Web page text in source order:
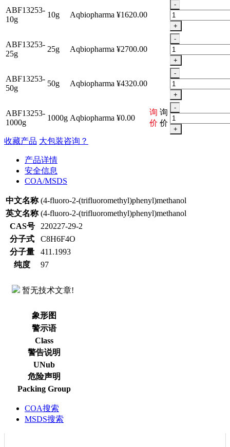
ABF13253-
10g
10g Aqbiopharma ¥1620.00
-
+
ABF13253-
25g
25g Aqbiopharma ¥2700.00
-
+
ABF13253-
50g
50g Aqbiopharma ¥4320.00
-
+
ABF13253-
1000g
1000g Aqbiopharma ¥0.00
询
价
询
价
-
+
收藏产品 大包装咨询？
产品详情
安全信息
COA/MSDS
中文名称 (4-fluoro-2-(trifluoromethyl)phenyl)methanol
英文名称 (4-fluoro-2-(trifluoromethyl)phenyl)methanol
CAS号
220227-29-2
分子式
C8H6F4O
分子量
411.1993
纯度
97
暂无技术文章!
象形图
警示语
Class
警告说明
UNub
危险声明
Packing Group
COA搜索
MSDS搜索